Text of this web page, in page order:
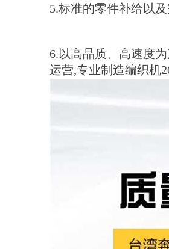
5.标准的零件补给以
6.以高品质、高速度
运营,专业制造编织机